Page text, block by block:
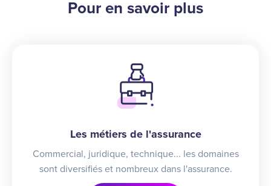
Pour en savoir plus
Les métiers de l'assurance
Commercial, juridique, technique... les domaines
sont diversifiés et nombreux dans l'assurance.